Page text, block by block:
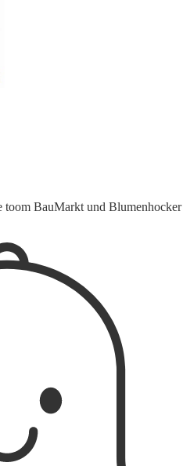
toom BauMarkt und Blumenhocker